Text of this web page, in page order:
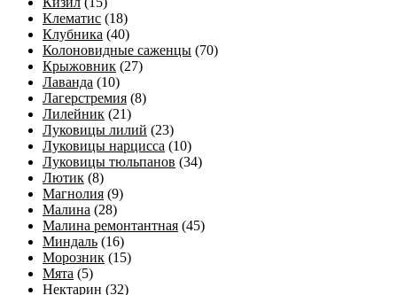
Клематис (18)
Клубника (40)
Колоновидные саженцы (70)
Крыжовник (27)
Лаванда (10)
Лагерстремия (8)
Лилейник (21)
Луковицы лилий (23)
Луковицы нарцисса (10)
Луковицы тюльпанов (34)
Лютик (8)
Магнолия (9)
Малина (28)
Малина ремонтантная (45)
Миндаль (16)
Морозник (15)
Мята (5)
Нектарин (32)